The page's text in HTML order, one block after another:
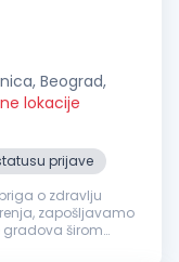
Beograd,
lokacije
prijave
o zdravlju
zapošljavamo
gradova širom